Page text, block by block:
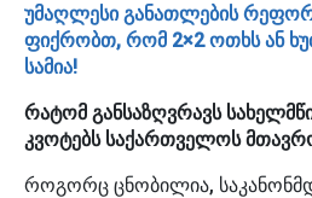
უმაღლესი განათლების
ფიქრობთ, რომ 2×2 ოთხს ან
სამია!
რატომ განსაზღვრავს
კვოტებს საქართველოს
როგორც ცნობილია,